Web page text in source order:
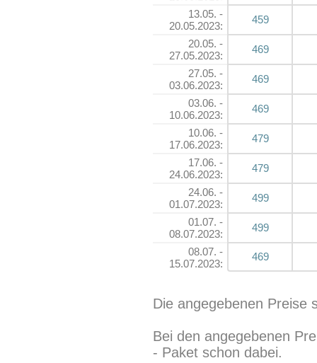
13.05. -
20.05.2023:
459
20.05. -
27.05.2023:
469
27.05. -
03.06.2023:
469
03.06. -
10.06.2023:
469
10.06. -
17.06.2023:
479
17.06. -
24.06.2023:
479
24.06. -
01.07.2023:
499
01.07. -
08.07.2023:
499
08.07. -
15.07.2023:
469
Die angegebenen Preise
Bei den angegebenen
- Paket schon dabei.